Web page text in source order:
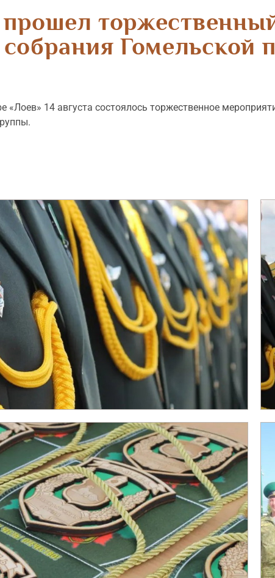
собрания Гомельской
«Лоев» 14 августа состоялось торжественное